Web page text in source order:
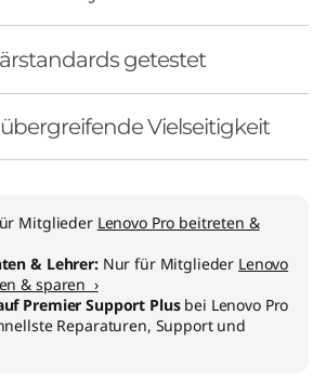
getestet
Vielseitigkeit
Mitglieder Lenovo Pro beitreten &
& Lehrer: Nur für Mitglieder Lenovo
& sparen ›
Premier Support Plusbei Lenovo Pro
Reparaturen, Support und